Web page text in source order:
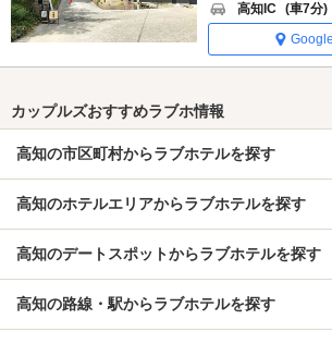
高知IC (車7分)
カップルズおすすめラブホ情報
高知の市区町村からラブホテルを探す
高知のホテルエリアからラブホテルを探す
高知のデートスポットからラブホテルを探す
高知の路線・駅からラブホテルを探す